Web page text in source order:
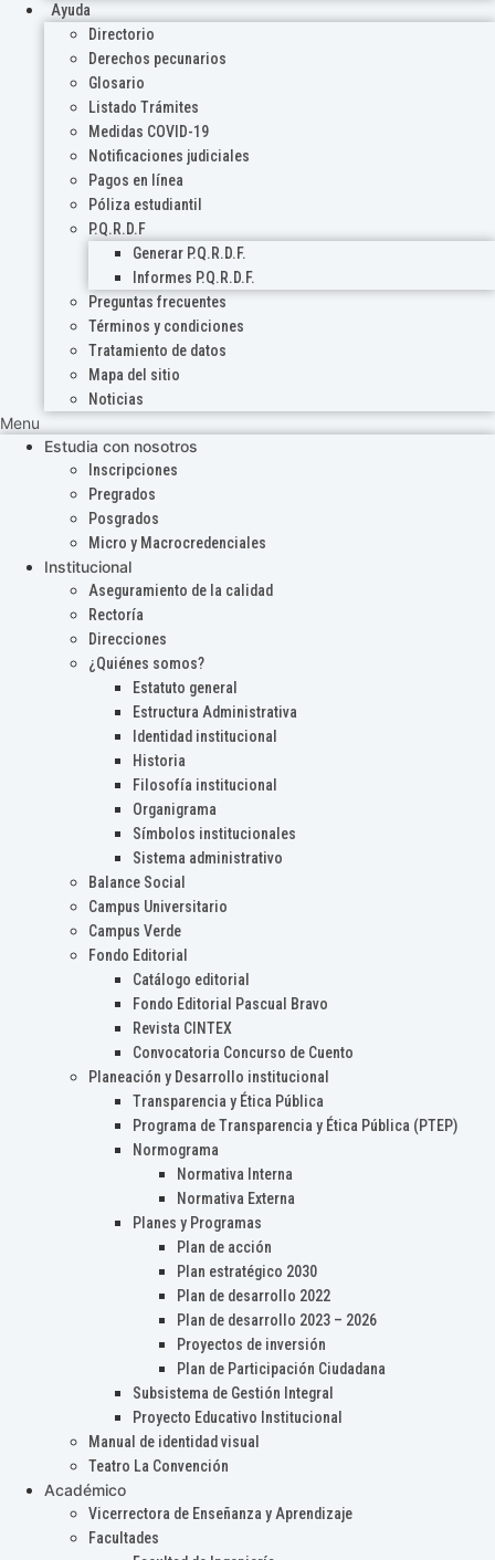
Ayuda
Directorio
Derechos pecunarios
Glosario
Listado Trámites
Medidas COVID-19
Notificaciones judiciales
Pagos en línea
Póliza estudiantil
P.Q.R.D.F
Generar P.Q.R.D.F.
Informes P.Q.R.D.F.
Preguntas frecuentes
Términos y condiciones
Tratamiento de datos
Mapa del sitio
Noticias
Menu
Estudia con nosotros
Inscripciones
Pregrados
Posgrados
Micro y Macrocredenciales
Institucional
Aseguramiento de la calidad
Rectoría
Direcciones
¿Quiénes somos?
Estatuto general
Estructura Administrativa
Identidad institucional
Historia
Filosofía institucional
Organigrama
Símbolos institucionales
Sistema administrativo
Balance Social
Campus Universitario
Campus Verde
Fondo Editorial
Catálogo editorial
Fondo Editorial Pascual Bravo
Revista CINTEX
Convocatoria Concurso de Cuento
Planeación y Desarrollo institucional
Transparencia y Ética Pública
Programa de Transparencia y Ética Pública (PTEP)
Normograma
Normativa Interna
Normativa Externa
Planes y Programas
Plan de acción
Plan estratégico 2030
Plan de desarrollo 2022
Plan de desarrollo 2023 – 2026
Proyectos de inversión
Plan de Participación Ciudadana
Subsistema de Gestión Integral
Proyecto Educativo Institucional
Manual de identidad visual
Teatro La Convención
Académico
Vicerrectora de Enseñanza y Aprendizaje
Facultades